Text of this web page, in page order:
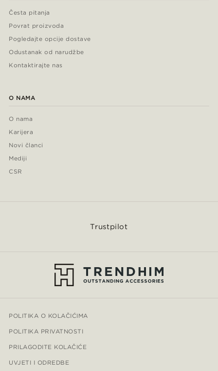
Česta pitanja
Povrat proizvoda
Pogledajte opcije dostave
Odustanak od narudžbe
Kontaktirajte nas
O NAMA
O nama
Karijera
Novi članci
Mediji
CSR
Trustpilot
POLITIKA O KOLAČIĆIMA
POLITIKA PRIVATNOSTI
PRILAGODITE KOLAČIĆE
UVJETI I ODREDBE